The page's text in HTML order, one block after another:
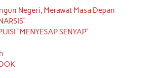
Negeri, Merawat Masa Depan
“MENYESAP SENYAP”